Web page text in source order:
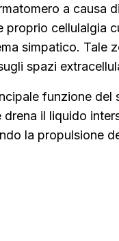
a causa
proprio cellulalgia
simpatico. Tale
spazi
funzione del
il liquido
la propulsione